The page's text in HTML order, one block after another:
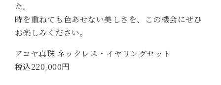
た。
時を重ねても色あせない美しさを、この機会にぜひ
お楽しみください。
アコヤ真珠 ネックレス・イヤリングセット
税込220,000円